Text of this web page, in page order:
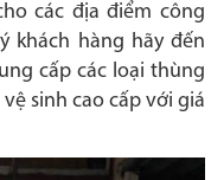
các địa điểm công
khách hàng hãy đến
cấp các loại thùng
sinh cao cấp với giá